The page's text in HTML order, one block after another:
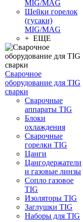
MIG/MAG
Шейки горелок
(гусаки)
MIG/MAG
+ ЕЩЕ
Сварочное
оборудование для TIG
сварки
Сварочные
аппараты TIG
Блоки
охлаждения
Сварочные
горелки TIG
Цанги
Цангодержатели
и газовые линзы
Сопло газовое
TIG
Изоляторы TIG
Заглушки TIG
Наборы для TIG